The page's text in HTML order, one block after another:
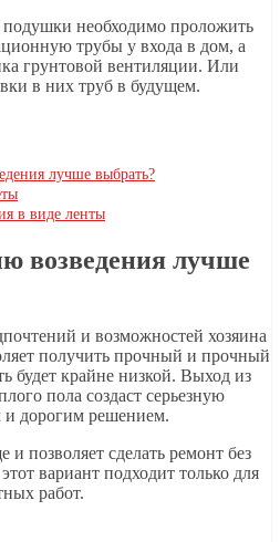
необходимо проложить
трубы у входа в дом, а
грунтовой вентиляции. Или
в них труб в будущем.
лучше выбрать?
в виде ленты
возведения лучше
и возможностей хозяина
получить прочный и прочный
будет крайне низкой. Выход из
пола создаст серьезную
дорогим решением.
и позволяет сделать ремонт без
вариант подходит только для
работ.